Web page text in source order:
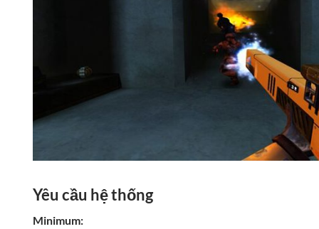
Yêu cầu hệ thống
Minimum: